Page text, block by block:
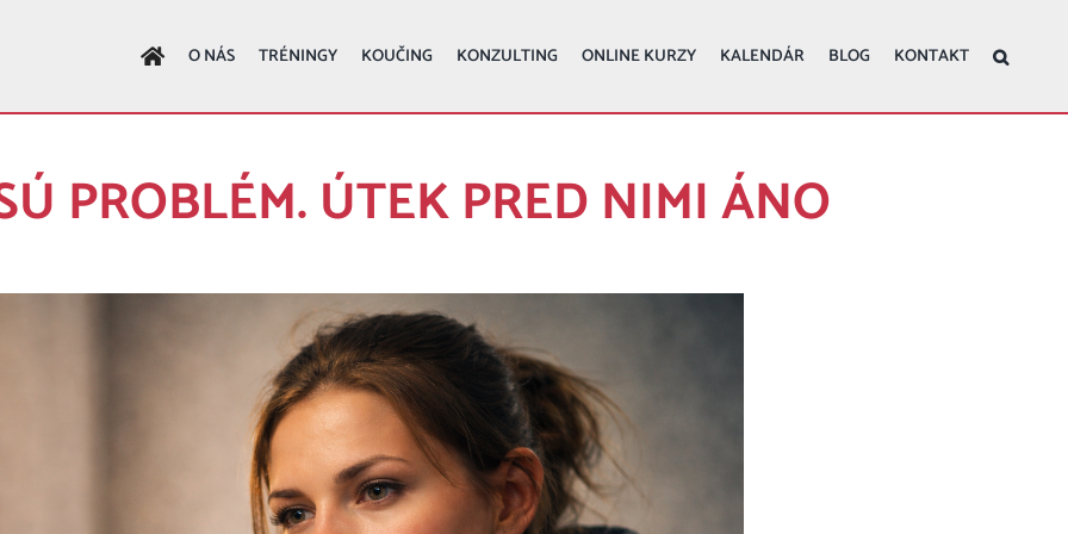
O NÁS TRÉNINGY KOUČING KONZULTING ONLINE KURZY KALENDÁR BLOG KONTAKT
PROBLÉM. ÚTEK PRED NIMI ÁNO